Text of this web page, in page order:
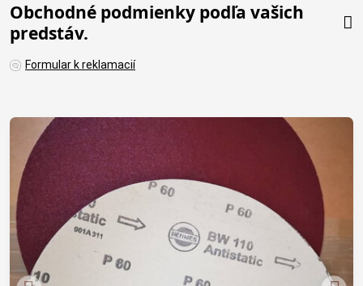
Obchodné podmienky podľa vašich
predstáv.
Formular k reklamacií